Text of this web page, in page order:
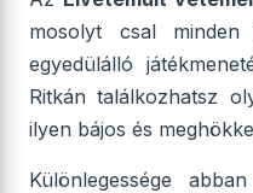
mosolyt csal
egyedülálló
Ritkán találkozhatsz
ilyen bájos és
Különlegessége